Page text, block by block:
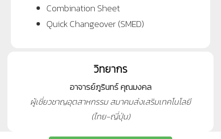
Combination Sheet
Quick Changeover (SMED)
วิทยากร
อาจารย์ภูรินทร์ คุณมงคล
ผู้เชี่ยวชาญอุตสาหกรรม สมาคมส่งเสริมเทคโนโลยี
(ไทย-ญี่ปุ่น)